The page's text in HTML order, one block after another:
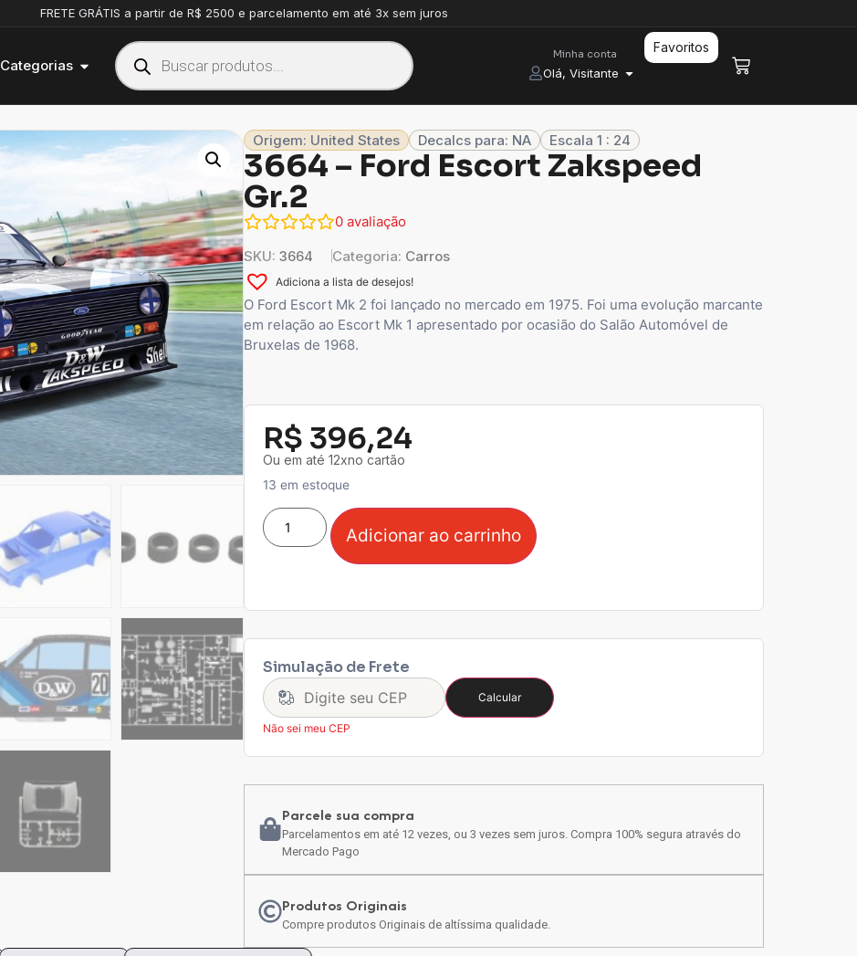
FRETE GRÁTIS a partir de R$ 2500 e parcelamento em até 3x sem juros
Categorias
Minha conta
Olá, Visitante
Favoritos
Origem: United States Decalcs para: NA Escala 1 : 24
3664 – Ford Escort Zakspeed
Gr.2
0 avaliação
SKU: 3664 Categoria: Carros
Adiciona a lista de desejos!
O Ford Escort Mk 2 foi lançado no mercado em 1975. Foi uma evolução marcante
em relação ao Escort Mk 1 apresentado por ocasião do Salão Automóvel de
Bruxelas de 1968.
R$ 396,24
Ou em até 12xno cartão
13 em estoque
Adicionar ao carrinho
Simulação de Frete
Calcular
Não sei meu CEP
Parcele sua compra
Parcelamentos em até 12 vezes, ou 3 vezes sem juros. Compra 100% segura através do
Mercado Pago
Produtos Originais
Compre produtos Originais de altíssima qualidade.